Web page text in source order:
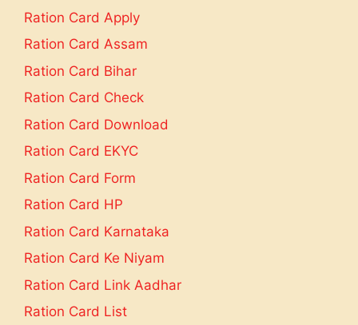
Ration Card Apply
Ration Card Assam
Ration Card Bihar
Ration Card Check
Ration Card Download
Ration Card EKYC
Ration Card Form
Ration Card HP
Ration Card Karnataka
Ration Card Ke Niyam
Ration Card Link Aadhar
Ration Card List